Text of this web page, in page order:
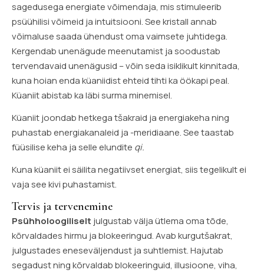
sagedusega energiate võimendaja, mis stimuleerib
psüühilisi võimeid ja intuitsiooni. See kristall annab
võimaluse saada ühendust oma vaimsete juhtidega.
Kergendab unenägude meenutamist ja soodustab
tervendavaid unenägusid – võin seda isiklikult kinnitada,
kuna hoian enda küaniidist ehteid tihti ka öökapi peal.
Küaniit abistab ka läbi surma minemisel.
Küaniit joondab hetkega tšakraid ja energiakeha ning
puhastab energiakanaleid ja -meridiaane. See taastab
füüsilise keha ja selle elundite qi.
Kuna küaniit ei säilita negatiivset energiat, siis tegelikult ei
vaja see kivi puhastamist.
Tervis ja tervenemine
Psühholoogiliselt julgustab välja ütlema oma tõde,
kõrvaldades hirmu ja blokeeringud. Avab kurgutšakrat,
julgustades eneseväljendust ja suhtlemist. Hajutab
segadust ning kõrvaldab blokeeringuid, illusioone, viha,